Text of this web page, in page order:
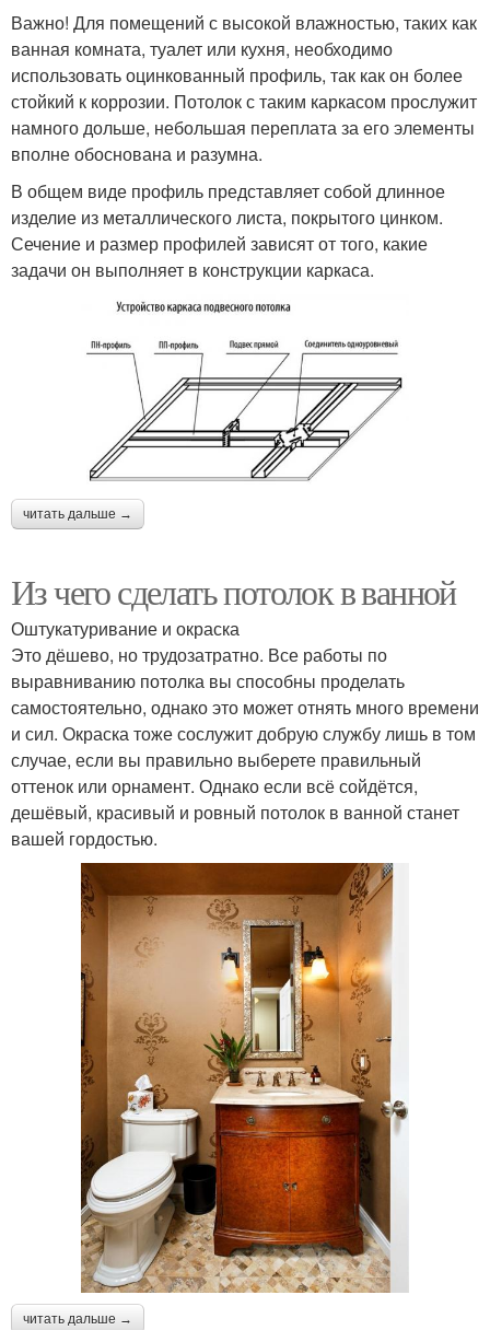
Важно! Для помещений с высокой влажностью, таких как
ванная комната, туалет или кухня, необходимо
использовать оцинкованный профиль, так как он более
стойкий к коррозии. Потолок с таким каркасом прослужит
намного дольше, небольшая переплата за его элементы
вполне обоснована и разумна.
В общем виде профиль представляет собой длинное
изделие из металлического листа, покрытого цинком.
Сечение и размер профилей зависят от того, какие
задачи он выполняет в конструкции каркаса.
читать дальше →
Из чего сделать потолок в ванной
Оштукатуривание и окраска
Это дёшево, но трудозатратно. Все работы по
выравниванию потолка вы способны проделать
самостоятельно, однако это может отнять много времени
и сил. Окраска тоже сослужит добрую службу лишь в том
случае, если вы правильно выберете правильный
оттенок или орнамент. Однако если всё сойдётся,
дешёвый, красивый и ровный потолок в ванной станет
вашей гордостью.
читать дальше →